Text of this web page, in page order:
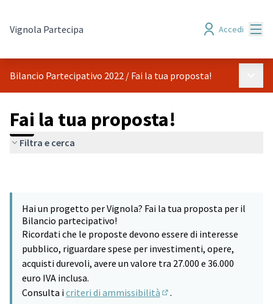
Vignola Partecipa Accedi
Bilancio Partecipativo 2022 / Fai la tua proposta!
Fai la tua proposta!
Filtra e cerca
Hai un progetto per Vignola? Fai la tua proposta per il
Bilancio partecipativo!
Ricordati che le proposte devono essere di interesse
pubblico, riguardare spese per investimenti, opere,
acquisti durevoli, avere un valore tra 27.000 e 36.000
euro IVA inclusa.
Consulta icriteri di ammissibilità
.